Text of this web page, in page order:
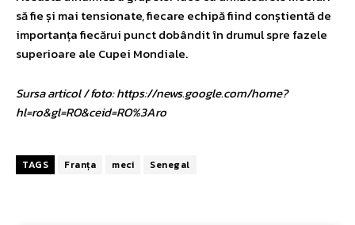
să fie și mai tensionate, fiecare echipă fiind conștientă de
importanța fiecărui punct dobândit în drumul spre fazele
superioare ale Cupei Mondiale.
Sursa articol / foto: https://news.google.com/home?
hl=ro&gl=RO&ceid=RO%3Aro
TAGS Franța meci Senegal